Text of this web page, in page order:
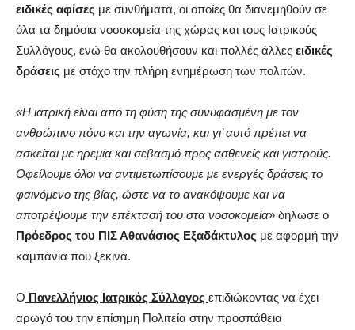
ειδικές αφίσες με συνθήματα, οι οποίες θα διανεμηθούν σε
όλα τα δημόσια νοσοκομεία της χώρας και τους Ιατρικούς
Συλλόγους, ενώ θα ακολουθήσουν και πολλές άλλες ειδικές
δράσεις με στόχο την πλήρη ενημέρωση των πολιτών.
«Η ιατρική είναι από τη φύση της συνυφασμένη με τον
ανθρώπινο πόνο και την αγωνία, και γι’ αυτό πρέπει να
ασκείται με ηρεμία και σεβασμό προς ασθενείς και γιατρούς.
Οφείλουμε όλοι να αντιμετωπίσουμε με ενεργές δράσεις το
φαινόμενο της βίας, ώστε να το ανακόψουμε και να
αποτρέψουμε την επέκτασή του στα νοσοκομεία» δήλωσε ο
Πρόεδρος του ΠΙΣ Αθανάσιος Εξαδάκτυλος με αφορμή την
καμπάνια που ξεκινά.
Ο Πανελλήνιος Ιατρικός Σύλλογος επιδιώκοντας να έχει
αρωγό του την επίσημη Πολιτεία στην προσπάθεια